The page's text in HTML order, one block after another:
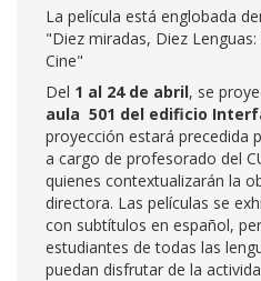
La película está englobada
"Diez miradas, Diez
Cine"
Del 1 al 24 de abril, se
aula 501 del edificio
proyección estará precedida
a cargo de profesorado del
quienes contextualizarán la
directora. Las películas se
con subtítulos en español,
estudiantes de todas las
puedan disfrutar de la